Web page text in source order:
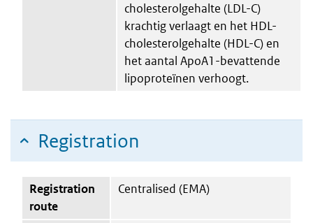
cholesterolgehalte (LDL-C)
krachtig verlaagt en het HDL-
cholesterolgehalte (HDL-C) en
het aantal ApoA1-bevattende
lipoproteïnen verhoogt.
Registration
Registration
route
Centralised (EMA)